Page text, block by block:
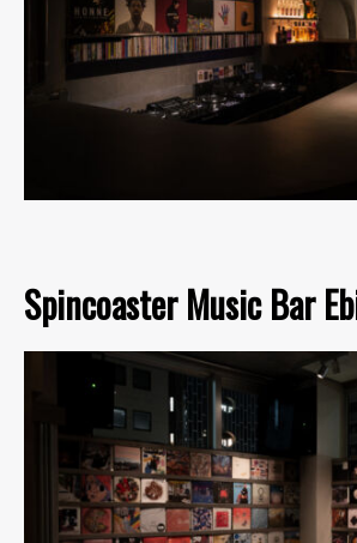
Spincoaster Music Bar